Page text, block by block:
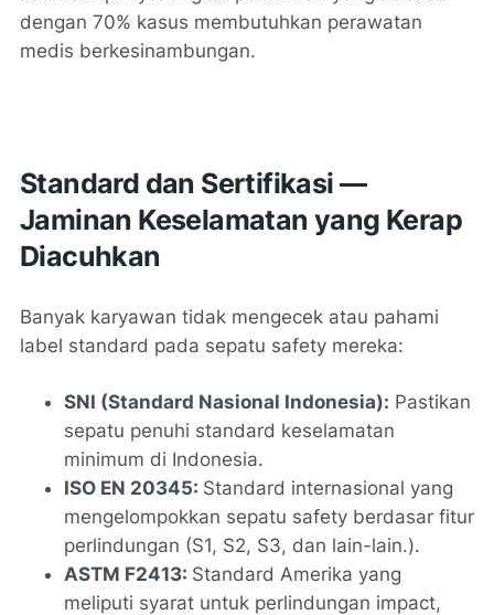
dengan 70% kasus membutuhkan perawatan
medis berkesinambungan.
Standard dan Sertifikasi —
Jaminan Keselamatan yang Kerap
Diacuhkan
Banyak karyawan tidak mengecek atau pahami
label standard pada sepatu safety mereka:
SNI (Standard Nasional Indonesia): Pastikan
sepatu penuhi standard keselamatan
minimum di Indonesia.
ISO EN 20345: Standard internasional yang
mengelompokkan sepatu safety berdasar fitur
perlindungan (S1, S2, S3, dan lain-lain.).
ASTM F2413: Standard Amerika yang
meliputi syarat untuk perlindungan impact,